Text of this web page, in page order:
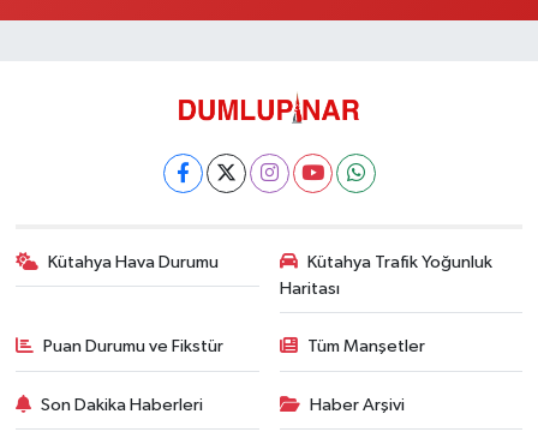
Kütahya Hava Durumu
Kütahya Trafik Yoğunluk
Haritası
Puan Durumu ve Fikstür Tüm Manşetler
Son Dakika Haberleri Haber Arşivi